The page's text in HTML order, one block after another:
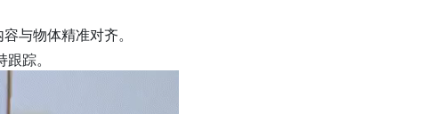
与物体精准对齐。
踪。